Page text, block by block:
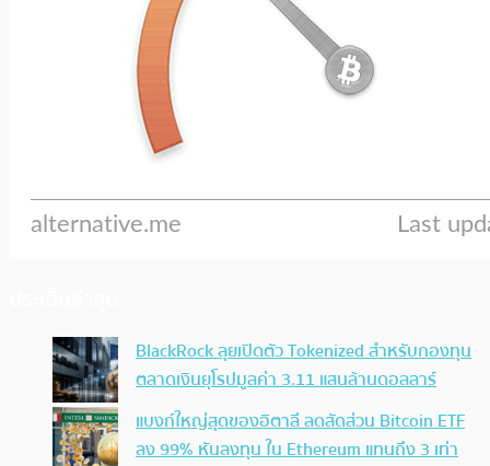
BlackRock ลุยเปิดตัว Tokenized สำหรับกองทุน
ตลาดเงินยุโรปมูลค่า 3.11 แสนล้านดอลลาร์
แบงก์ใหญ่สุดของอิตาลี ลดสัดส่วน Bitcoin ETF
ลง 99% หันลงทุน ใน Ethereum แทนถึง 3 เท่า